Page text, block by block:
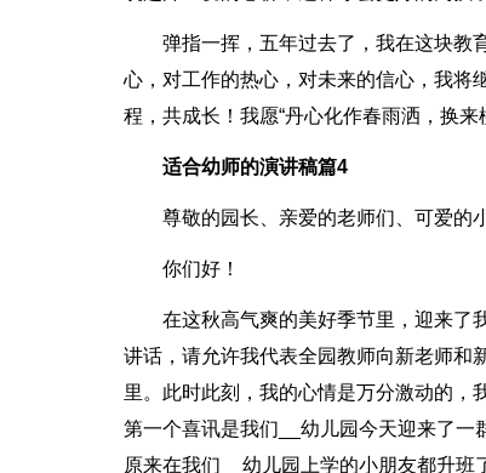
弹指一挥，五年过去了，我在这块教
心，对工作的热心，对未来的信心，我将
程，共成长！我愿“丹心化作春雨洒，换来
适合幼师的演讲稿篇4
尊敬的园长、亲爱的老师们、可爱的
你们好！
在这秋高气爽的美好季节里，迎来
讲话，请允许我代表全园教师向新老师和
里。此时此刻，我的心情是万分激动的，
第一个喜讯是我们__幼儿园今天迎来了
原来在我们__幼儿园上学的小朋友都升班